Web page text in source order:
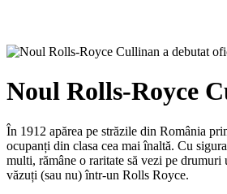
Noul Rolls-Royce
În 1912 apărea pe străzile din România
ocupanți din clasa cea mai înaltă. Cu
multi, rămâne o raritate să vezi pe
văzuți (sau nu) într-un Rolls Royce.